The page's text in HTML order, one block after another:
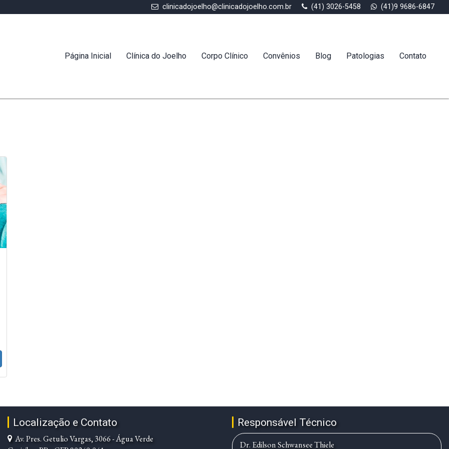
clinicadojoelho@clinicadojoelho.com.br (41) 3026-5458 (41)9 9686-6847
Página Inicial Clínica do Joelho Corpo Clínico Convênios Blog Patologias Contato
Localização e Contato
Av. Pres. Getulio Vargas, 3066 - Água Verde
Responsável Técnico
Dr. Edilson Schwansee Thiele